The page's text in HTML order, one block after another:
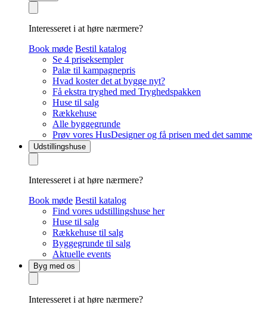
Interesseret i at høre nærmere?
Book møde Bestil katalog
Se 4 priseksempler
Palæ til kampagnepris
Hvad koster det at bygge nyt?
Få ekstra tryghed med Tryghedspakken
Huse til salg
Rækkehuse
Alle byggegrunde
Prøv vores HusDesigner og få prisen med det samme
Udstillingshuse
Interesseret i at høre nærmere?
Book møde Bestil katalog
Find vores udstillingshuse her
Huse til salg
Rækkehuse til salg
Byggegrunde til salg
Aktuelle events
Byg med os
Interesseret i at høre nærmere?